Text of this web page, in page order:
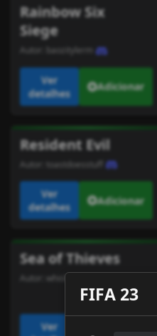
Rainbow Six
Siege
Autor: baozitylerm
Ver
detalhes
Adicionar
Resident Evil
Autor: toastdoesstuff
Ver
detalhes
Adicionar
Sea of Thieves
Autor: whiskeyjohnnyoh
Ver
FIFA 23